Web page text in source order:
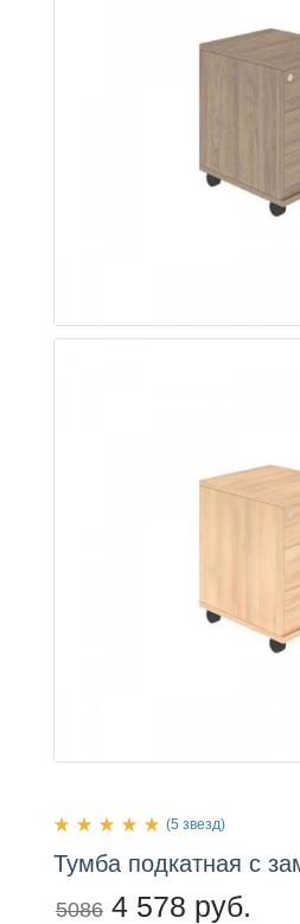
(5 звезд)
Тумба подкатная с
5086 4 578 руб.